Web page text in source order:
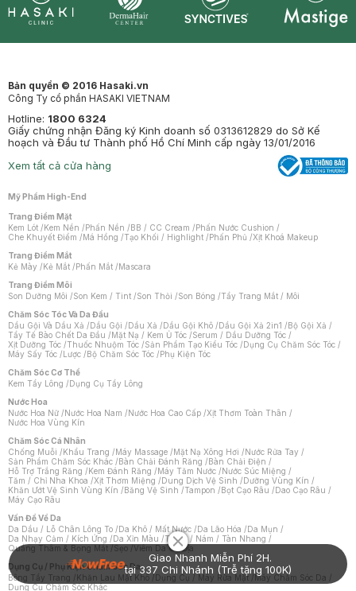
Giao Nhanh Miễn Phí 2H.
tại 337 Chi Nhánh (Trễ tặng 100K)
Bản quyền © 2016 Hasaki.vn
Công Ty cổ phần HASAKI VIETNAM
Hotline: 1800 6324
Giấy chứng nhận Đăng ký Kinh doanh số 0313612829 do Sở Kế
hoạch và Đầu tư Thành phố Hồ Chí Minh cấp ngày 13/01/2016
Xem tất cả cửa hàng
Mỹ Phẩm High-End
Trang Điểm Mặt
Kem Lót /Kem Nền /Phấn Nền /BB / CC Cream /Phấn Nước Cushion /
Che Khuyết Điểm /Má Hồng /Tạo Khối / Highlight /Phấn Phủ /Xịt Khoá Makeup
Trang Điểm Mắt
Kẻ Mày /Kẻ Mắt /Phấn Mắt /Mascara
Trang Điểm Môi
Son Dưỡng Môi /Son Kem / Tint /Son Thỏi /Son Bóng /Tẩy Trang Mắt / Môi
Chăm Sóc Tóc Và Da Đầu
Dầu Gội Và Dầu Xả /Dầu Gội /Dầu Xả /Dầu Gội Khô /Dầu Gội Xả 2in1 /Bộ Gội Xả /
Tẩy Tế Bào Chết Da Đầu /Mặt Nạ / Kem Ủ Tóc /Serum / Dầu Dưỡng Tóc /
Xịt Dưỡng Tóc /Thuốc Nhuộm Tóc /Sản Phẩm Tạo Kiểu Tóc /Dụng Cụ Chăm Sóc Tóc /
Máy Sấy Tóc /Lược /Bộ Chăm Sóc Tóc /Phụ Kiện Tóc
Chăm Sóc Cơ Thể
Kem Tẩy Lông /Dụng Cụ Tẩy Lông
Nước Hoa
Nước Hoa Nữ /Nước Hoa Nam /Nước Hoa Cao Cấp /Xịt Thơm Toàn Thân /
Nước Hoa Vùng Kín
Chăm Sóc Cá Nhân
Chống Muỗi /Khẩu Trang /Máy Massage /Mặt Nạ Xông Hơi /Nước Rửa Tay /
Sản Phẩm Chăm Sóc Khác /Bàn Chải Đánh Răng /Bàn Chải Điện /
Hỗ Trợ Trắng Răng /Kem Đánh Răng /Máy Tăm Nước /Nước Súc Miệng /
Tăm / Chỉ Nha Khoa /Xịt Thơm Miệng /Dung Dịch Vệ Sinh /Dưỡng Vùng Kín /
Khăn Ướt Vệ Sinh Vùng Kín /Băng Vệ Sinh /Tampon /Bọt Cạo Râu /Dao Cạo Râu /
Máy Cạo Râu
Vấn Đề Về Da
Da Dầu / Lỗ Chân Lông To /Da Khô / Mất Nước /Da Lão Hóa /Da Mụn /
Da Nhạy Cảm / Kích Ứng /Da Xỉn Màu /Thâm / Nám / Tàn Nhang /
Quầng Thâm & Bọng Mắt /Sẹo /Viêm Da Cơ Địa
Dụng Cụ / Phụ Kiện Chăm Sóc Da
Bông Tẩy Trang /Khăn Lau Mặt Khô /Dụng Cụ / Máy Rửa Mặt /Máy Chăm Sóc Da /
Dụng Cụ Chăm Sóc Khác